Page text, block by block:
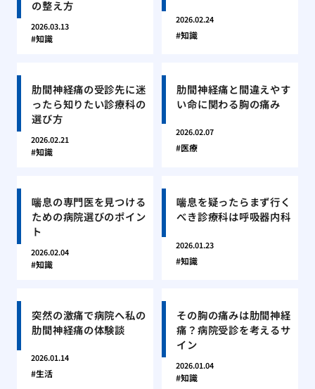
の整え方
2026.03.13
知識
2026.02.24
知識
肋間神経痛の受診先に迷
ったら知りたい診療科の
選び方
2026.02.21
知識
肋間神経痛と間違えやす
い命に関わる胸の痛み
2026.02.07
医療
喘息の専門医を見つける
ための病院選びのポイン
ト
2026.02.04
知識
喘息を疑ったらまず行く
べき診療科は呼吸器内科
2026.01.23
知識
突然の激痛で病院へ私の
肋間神経痛の体験談
2026.01.14
生活
その胸の痛みは肋間神経
痛？病院受診を考えるサ
イン
2026.01.04
知識